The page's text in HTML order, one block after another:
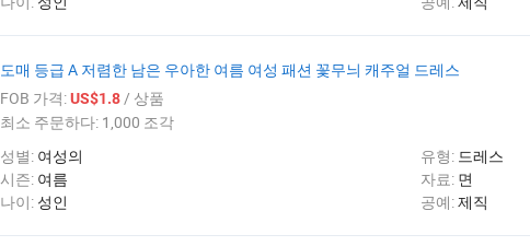
도매 등급 A 저렴한 남은 우아한 여름 여성 패션 꽃무늬 캐주얼 드레스
FOB 가격:US$1.8/ 상품
최소 주문하다: 1,000 조각
성별: 여성의 유형: 드레스
시즌: 여름 자료: 면
나이: 성인 공예:제직